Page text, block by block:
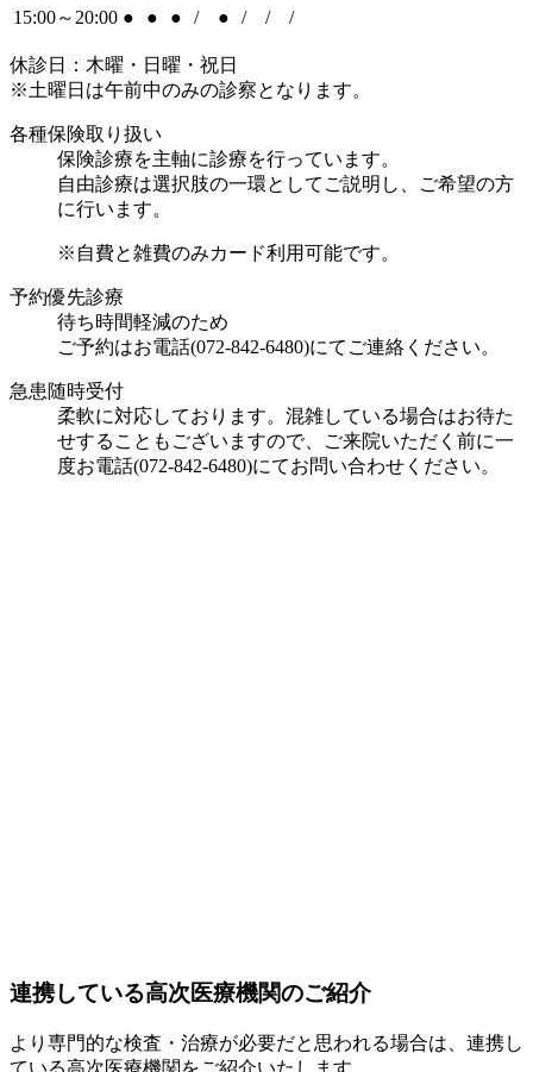
15:00～20:00 ● ● ● / ● / / /
休診日：木曜・日曜・祝日
※土曜日は午前中のみの診察となります。
各種保険取り扱い
保険診療を主軸に診療を行っています。
自由診療は選択肢の一環としてご説明し、ご希望の方
に行います。
※自費と雑費のみカード利用可能です。
予約優先診療
待ち時間軽減のため
ご予約はお電話(072-842-6480)にてご連絡ください。
急患随時受付
柔軟に対応しております。混雑している場合はお待た
せすることもございますので、ご来院いただく前に一
度お電話(072-842-6480)にてお問い合わせください。
連携している高次医療機関のご紹介
より専門的な検査・治療が必要だと思われる場合は、連携し
ている高次医療機関をご紹介いたします。